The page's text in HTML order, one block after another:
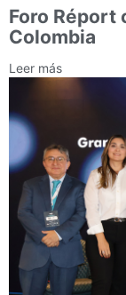
Foro Réport
Colombia
Leer más